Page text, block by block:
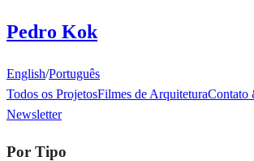
Pedro Kok
English/Português
Todos os ProjetosFilmes de ArquiteturaContato
Newsletter
Por Tipo